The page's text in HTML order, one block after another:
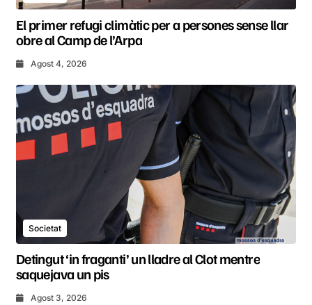
El primer refugi climàtic per a persones sense llar
obre al Camp de l’Arpa
Agost 4, 2026
Societat
Detingut ‘in fraganti’ un lladre al Clot mentre
saquejava un pis
Agost 3, 2026